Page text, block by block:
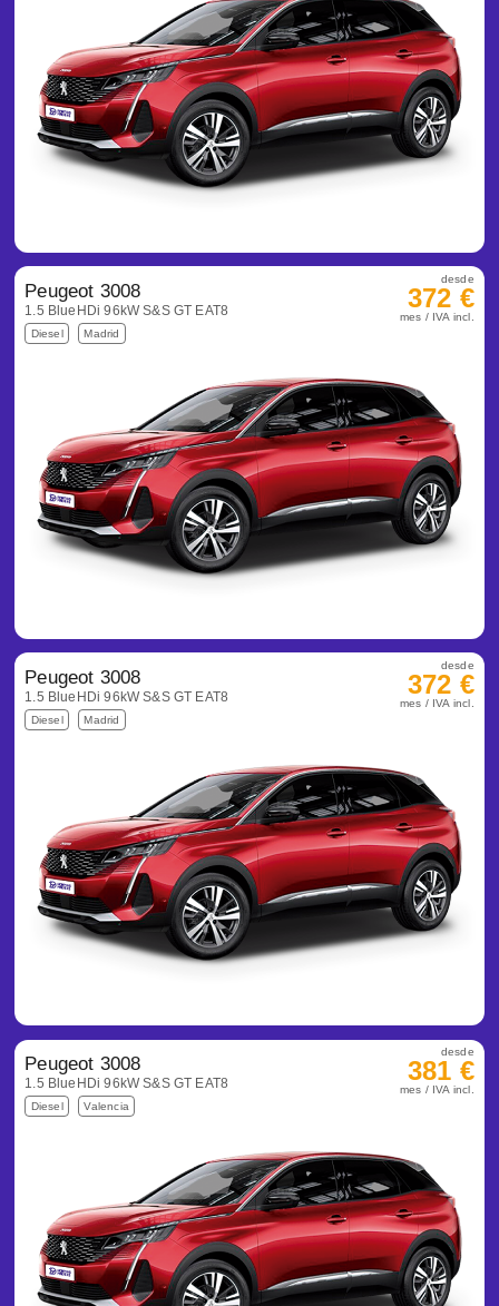
Peugeot 3008
1.5 BlueHDi 96kW S&S GT EAT8
Diesel Madrid
desde
372 €
mes / IVA incl.
Peugeot 3008
1.5 BlueHDi 96kW S&S GT EAT8
Diesel Madrid
desde
372 €
mes / IVA incl.
Peugeot 3008
1.5 BlueHDi 96kW S&S GT EAT8
Diesel Valencia
desde
381 €
mes / IVA incl.